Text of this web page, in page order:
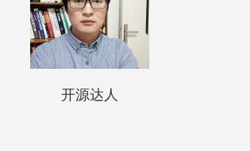
开源达人